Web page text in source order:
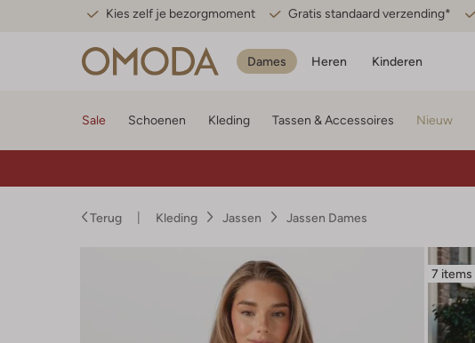
Kies zelf je bezorgmoment Gratis standaard verzending*
Dames Heren Kinderen
Sale Schoenen Kleding Tassen & Accessoires Nieuw
Terug Kleding Jassen Jassen Dames
7 items